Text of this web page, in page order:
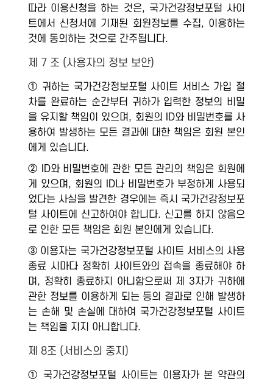
따라 이용신청을 하는 것은, 국가건강정보포털 사이
트에서 신청서에 기재된 회원정보를 수집, 이용하는
것에 동의하는 것으로 간주됩니다.
제 7 조 (사용자의 정보 보안)
① 귀하는 국가건강정보포털 사이트 서비스 가입 절
차를 완료하는 순간부터 귀하가 입력한 정보의 비밀
을 유지할 책임이 있으며, 회원의 ID와 비밀번호를 사
용하여 발생하는 모든 결과에 대한 책임은 회원 본인
에게 있습니다.
② ID와 비밀번호에 관한 모든 관리의 책임은 회원에
게 있으며, 회원의 ID나 비밀번호가 부정하게 사용되
었다는 사실을 발견한 경우에는 즉시 국가건강정보포
털 사이트에 신고하여야 합니다. 신고를 하지 않음으
로 인한 모든 책임은 회원 본인에게 있습니다.
③ 이용자는 국가건강정보포털 사이트 서비스의 사용
종료 시마다 정확히 사이트와의 접속을 종료해야 하
며, 정확히 종료하지 아니함으로써 제 3자가 귀하에
관한 정보를 이용하게 되는 등의 결과로 인해 발생하
는 손해 및 손실에 대하여 국가건강정보포털 사이트
는 책임을 지지 아니합니다.
제 8조 (서비스의 중지)
① 국가건강정보포털 사이트는 이용자가 본 약관의